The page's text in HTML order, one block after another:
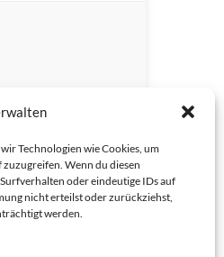
Technologien wie Cookies, um
Wenn du diesen
oder eindeutige IDs auf
nicht erteilst oder zurückziehst,
werden.